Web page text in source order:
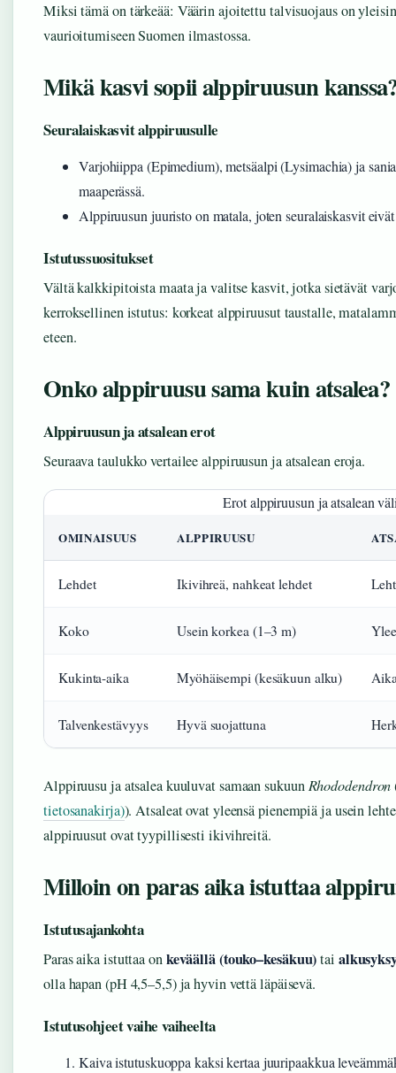
Miksi tämä on tärkeää: Väärin ajoitettu talvisuojaus on
vaurioitumiseen Suomen ilmastossa.
Mikä kasvi sopii alppiruusun
Seuralaiskasvit alppiruusulle
Varjohiippa (Epimedium), metsäalpi (Lysimachia) ja
maaperässä.
Alppiruusun juuristo on matala, joten seuralaiskasvit
Istutussuositukset
Vältä kalkkipitoista maata ja valitse kasvit, jotka sietävät
kerroksellinen istutus: korkeat alppiruusut taustalle,
eteen.
Onko alppiruusu sama kuin atsalea?
Alppiruusun ja atsalean erot
Seuraava taulukko vertailee alppiruusun ja atsalean eroja.
Erot alppiruusun ja atsalean
OMINAISUUS ALPPIRUUSU
Lehdet Ikivihreä, nahkeat lehdet
Koko Usein korkea (1–3 m)
Kukinta-aika Myöhäisempi (kesäkuun alku)
Talvenkestävyys Hyvä suojattuna
Alppiruusu ja atsalea kuuluvat samaan sukuun Rhododendron
tietosanakirja)). Atsaleat ovat yleensä pienempiä ja usein
alppiruusut ovat tyypillisesti ikivihreitä.
Milloin on paras aika istuttaa
Istutusajankohta
Paras aika istuttaa onkeväällä (touko–kesäkuu)tai
olla hapan (pH 4,5–5,5) ja hyvin vettä läpäisevä.
Istutusohjeet vaihe vaiheelta
Kaiva istutuskuoppa kaksi kertaa juuripaakkua